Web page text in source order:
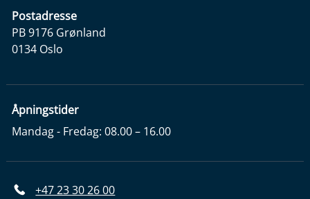
Postadresse
PB 9176 Grønland
0134 Oslo
Åpningstider
Mandag - Fredag: 08.00 – 16.00
+47 23 30 26 00